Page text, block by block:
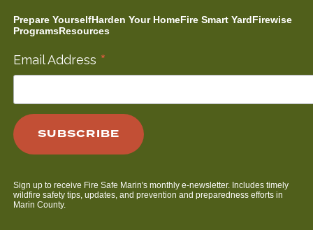
Prepare YourselfHarden Your HomeFire Smart YardFirewise
ProgramsResources
Email Address *
Sign up to receive Fire Safe Marin's monthly e-newsletter. Includes timely
wildfire safety tips, updates, and prevention and preparedness efforts in
Marin County.